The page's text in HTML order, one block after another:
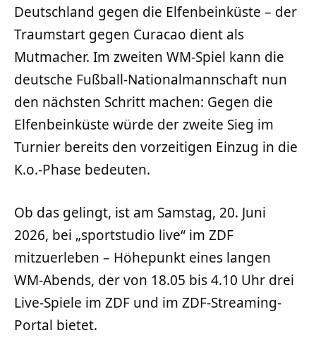
Deutschland gegen die Elfenbeinküste – der
Traumstart gegen Curacao dient als
Mutmacher. Im zweiten WM-Spiel kann die
deutsche Fußball-Nationalmannschaft nun
den nächsten Schritt machen: Gegen die
Elfenbeinküste würde der zweite Sieg im
Turnier bereits den vorzeitigen Einzug in die
K.o.-Phase bedeuten.
Ob das gelingt, ist am Samstag, 20. Juni
2026, bei „sportstudio live“ im ZDF
mitzuerleben – Höhepunkt eines langen
WM-Abends, der von 18.05 bis 4.10 Uhr drei
Live-Spiele im ZDF und im ZDF-Streaming-
Portal bietet.